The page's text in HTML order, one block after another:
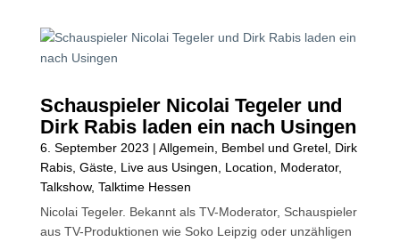
Schauspieler Nicolai Tegeler und
Dirk Rabis laden ein nach Usingen
6. September 2023 | Allgemein Bembel und Gretel, Dirk
Rabis, Gäste, Live aus Usingen Location Moderator,
Talkshow, Talktime Hessen
Nicolai Tegeler. Bekannt als TV-Moderator, Schauspieler
aus TV-Produktionen wie Soko Leipzig oder unzähligen